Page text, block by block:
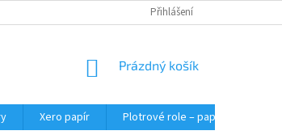
Přihlášení
NÁKUPNÍ
Prázdný košík
Xero papír
Plotrové role – papír do plotru